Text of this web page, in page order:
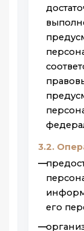
3.2.
его